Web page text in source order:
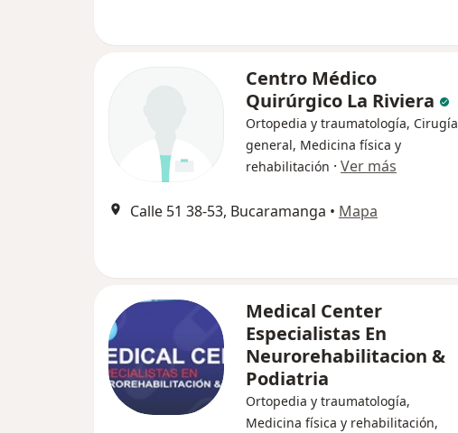
Centro Médico
Quirúrgico La Riviera
Ortopedia y traumatología, Cirugía
general, Medicina física y
rehabilitación · Ver más
Calle 51 38-53, Bucaramanga • Mapa
Medical Center
Especialistas En
Neurorehabilitacion &
Podiatria
Ortopedia y traumatología,
Medicina física y rehabilitación,